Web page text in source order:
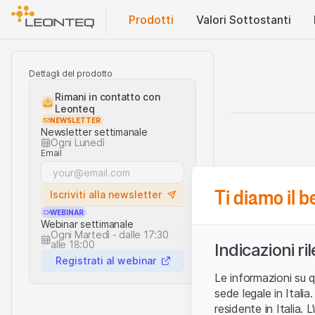
Prodotti Valori Sottostanti
Dettagli del prodotto
Rimani in contatto con
Leonteq
NEWSLETTER
Newsletter settimanale
Ogni Lunedì
Email
Iscriviti alla newsletter
WEBINAR
Webinar settimanale
Ogni Martedì - dalle 17:30
alle 18:00
Registrati al webinar
Ti diamo il
Indicazioni
Le informazioni su
sede legale in
residente in Italia.